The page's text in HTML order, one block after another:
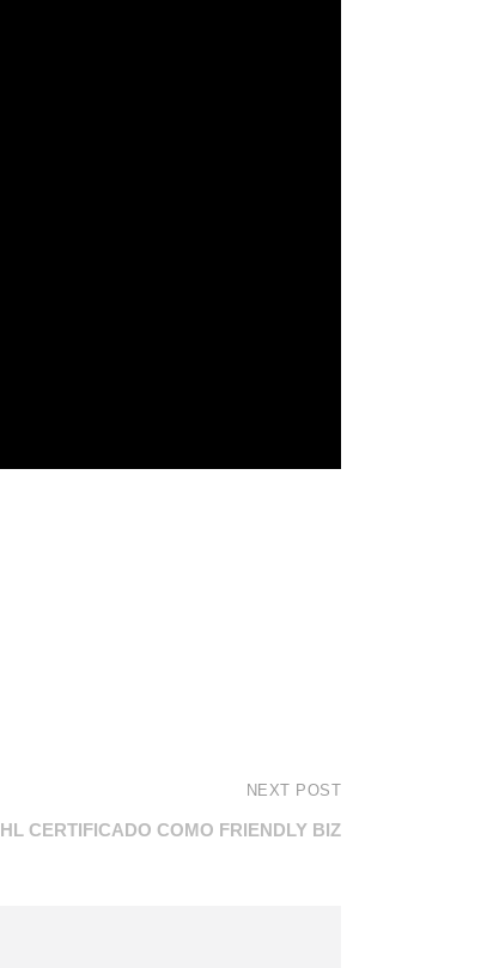
NEXT POST
CERTIFICADO COMO FRIENDLY BIZ